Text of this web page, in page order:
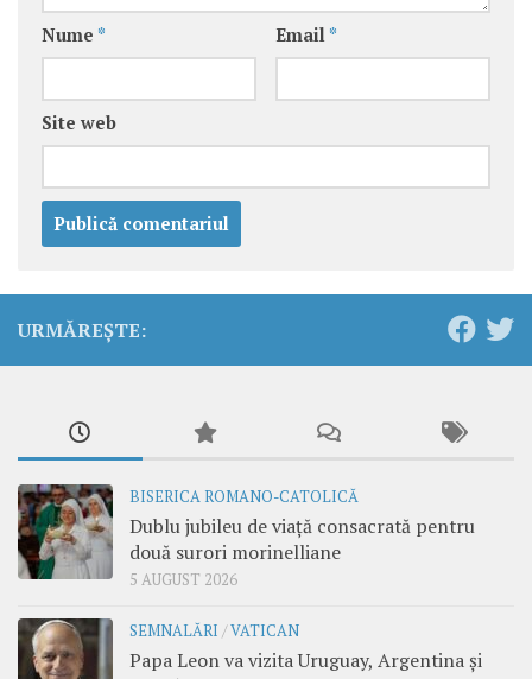
Nume * Email *
Site web
URMĂREȘTE:
BISERICA ROMANO-CATOLICĂ
Dublu jubileu de viață consacrată pentru
două surori morinelliane
5 AUGUST 2026
SEMNALĂRI /VATICAN
Papa Leon va vizita Uruguay, Argentina și